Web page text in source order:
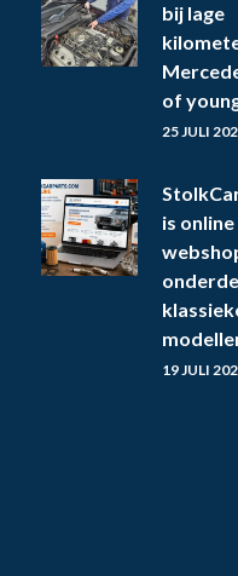
bij lage
of
25 JULI
is online
19 JULI